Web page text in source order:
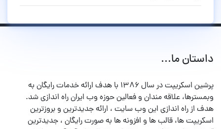
داستان ما...
پرشین اسکریپت در سال ۱۳۸۶ با هدف ارائه خدمات رایگان به
وبمسترها، علاقه مندان و فعالین حوزه وب ایران راه اندازی شد.
هدف از راه اندازی این وب سایت ، ارائه جدیدترین و بروزترین
اسکریپت ها، قالب ها و افزونه ها به صورت رایگان ، جدیدترین